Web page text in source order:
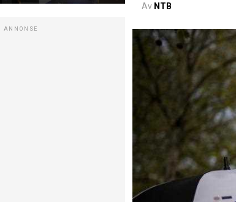
ANNONSE
Av NTB